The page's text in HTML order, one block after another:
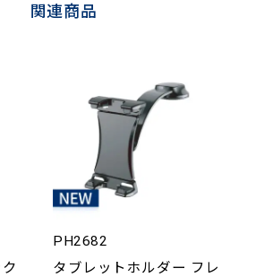
関連商品
PH2682
タブレットホルダー フレ